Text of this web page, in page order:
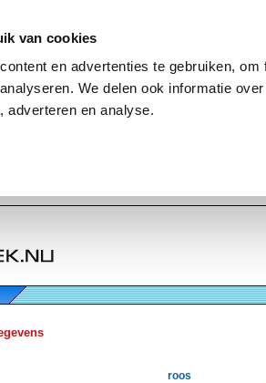
van cookies
en advertenties te gebruiken,
We delen ook informatie
adverteren en analyse.
roos